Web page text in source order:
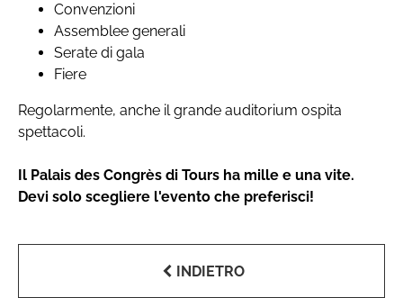
Convenzioni
Assemblee generali
Serate di gala
Fiere
Regolarmente, anche il grande auditorium ospita
spettacoli.
Il Palais des Congrès di Tours ha mille e una vite.
Devi solo scegliere l'evento che preferisci!
INDIETRO